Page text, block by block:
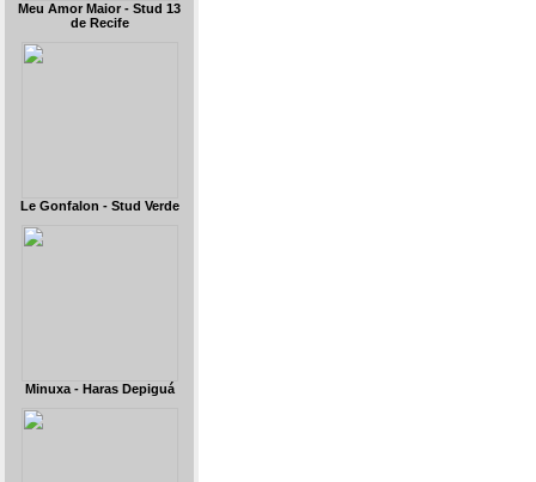
Meu Amor Maior - Stud 13
de Recife
Le Gonfalon - Stud Verde
Minuxa - Haras Depiguá